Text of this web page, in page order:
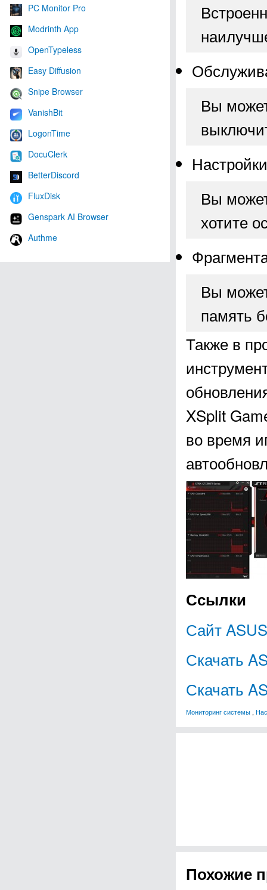
PC Monitor Pro
Modrinth App
OpenTypeless
Easy Diffusion
Snipe Browser
VanishBit
LogonTime
DocuClerk
BetterDiscord
FluxDisk
Genspark AI Browser
Authme
Вы
Вы
хотите
Вы
память
Также в
XSplit
во время
Ссылки
Сайт
Скачать
Скачать
Мониторинг системы ,
Похожие